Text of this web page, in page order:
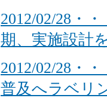
2012/02/28・
期、実施設計
2012/02/28・
普及へラベ